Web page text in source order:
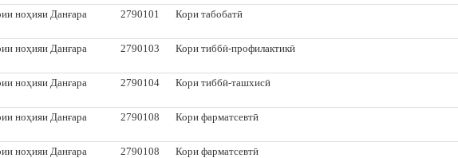
ноҳияи Данғара
2790101 Кори табобатӣ
ноҳияи Данғара
2790103 Кори тиббӣ-профилактикӣ
ноҳияи Данғара
2790104 Кори тиббӣ-ташхисӣ
ноҳияи Данғара
2790108 Кори фарматсевтӣ
ноҳияи Данғара
2790108 Кори фарматсевтӣ